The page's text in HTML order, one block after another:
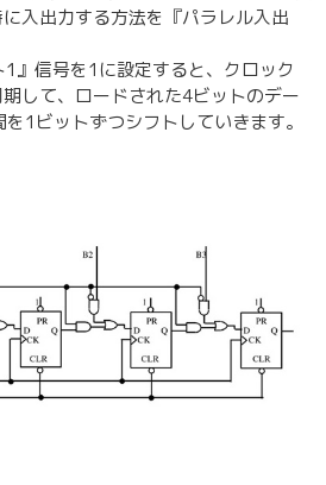
入出力する方法を『パラレル入出
』信号を1に設定すると、クロック
して、ロードされた4ビットのデー
1ビットずつシフトしていきます。